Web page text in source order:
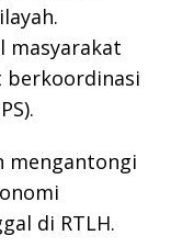
masyarakat
berkoordinasi
mengantongi
di RTLH.